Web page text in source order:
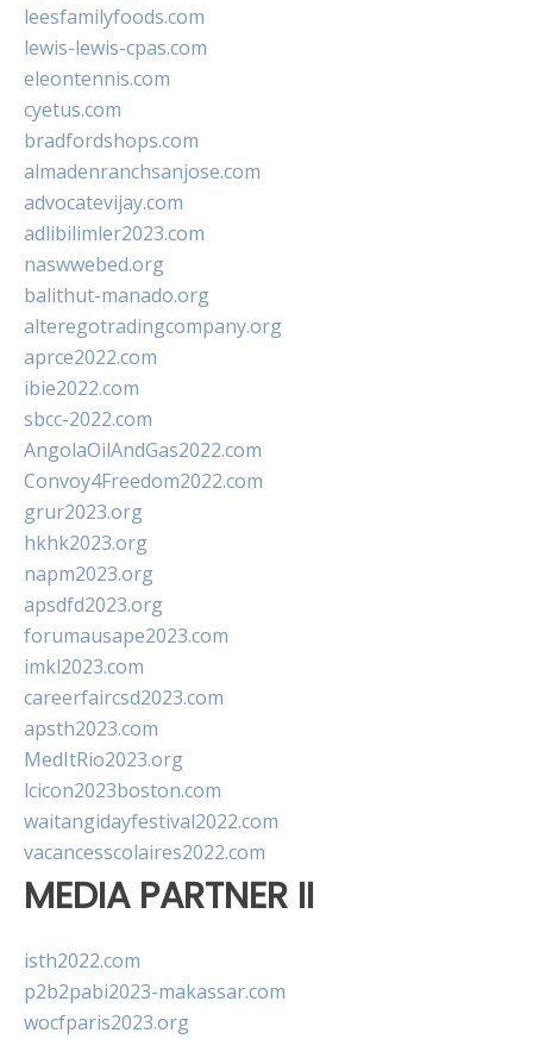
leesfamilyfoods.com
lewis-lewis-cpas.com
eleontennis.com
cyetus.com
bradfordshops.com
almadenranchsanjose.com
advocatevijay.com
adlibilimler2023.com
naswwebed.org
balithut-manado.org
alteregotradingcompany.org
aprce2022.com
ibie2022.com
sbcc-2022.com
AngolaOilAndGas2022.com
Convoy4Freedom2022.com
grur2023.org
hkhk2023.org
napm2023.org
apsdfd2023.org
forumausape2023.com
imkl2023.com
careerfaircsd2023.com
apsth2023.com
MedItRio2023.org
lcicon2023boston.com
waitangidayfestival2022.com
vacancesscolaires2022.com
MEDIA PARTNER II
isth2022.com
p2b2pabi2023-makassar.com
wocfparis2023.org